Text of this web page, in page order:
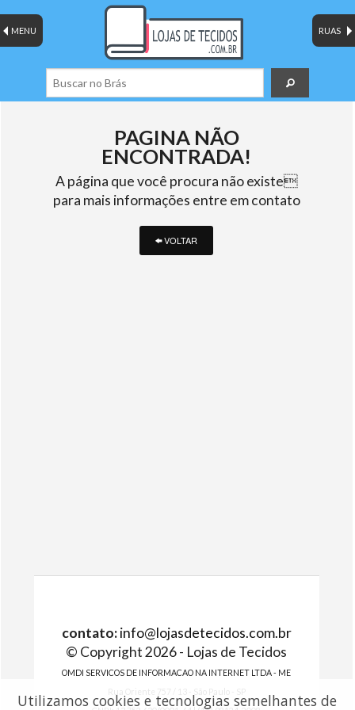
RUAS
MENU
PAGINA NÃO
ENCONTRADA!
A página que você procura não existe
para mais informações entre em contato
VOLTAR
contato: info@lojasdetecidos.com.br
© Copyright 2026 - Lojas de Tecidos
OMDI SERVICOS DE INFORMACAO NA INTERNET LTDA - ME
Utilizamos cookies e tecnologias semelhantes de